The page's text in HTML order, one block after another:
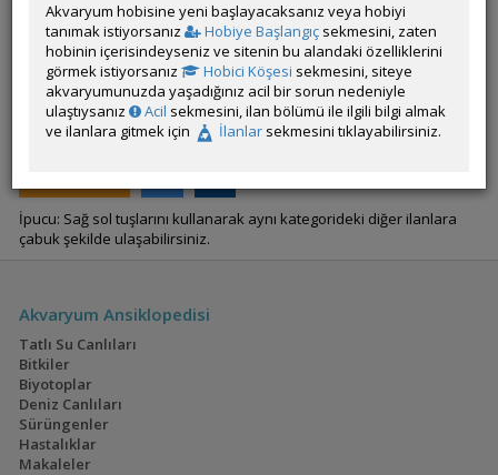
Hata
Var
İlandaki Türler:
Limnobium laevigatum
İpucu: Sağ sol tuşlarını kullanarak aynı kategorideki diğer ilanlara
çabuk şekilde ulaşabilirsiniz.
Akvaryum Ansiklopedisi
Tatlı Su Canlıları
Bitkiler
Biyotoplar
Deniz Canlıları
Sürüngenler
Hastalıklar
Makaleler
Akvaryum hobisine yeni başlayacaksanız veya hobiyi
tanımak istiyorsanız
Hobiye Başlangıç sekmesini, zaten
hobinin içerisindeyseniz ve sitenin bu alandaki özelliklerini
görmek istiyorsanız
Hobici Köşesi sekmesini, siteye
akvaryumunuzda yaşadığınız acil bir sorun nedeniyle
ulaştıysanız
Acil sekmesini, ilan bölümü ile ilgili bilgi almak
ve ilanlara gitmek için
İlanlar sekmesini tıklayabilirsiniz.